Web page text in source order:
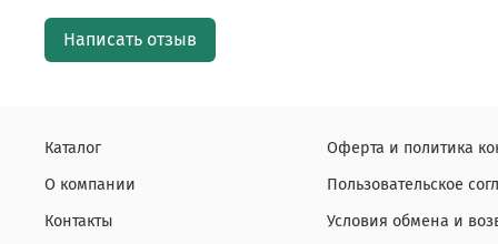
Написать отзыв
Каталог
О компании
Контакты
Оферта и политика
Пользовательское
Условия обмена и